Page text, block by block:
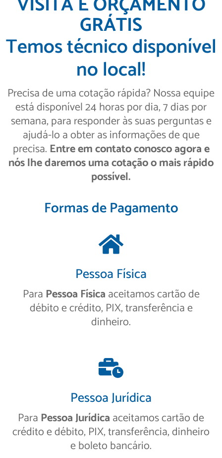
GRÁTIS
Temos técnico disponível
no local!
Precisa de uma cotação rápida? Nossa equipe
está disponível 24 horas por dia, 7 dias por
semana, para responder às suas perguntas e
ajudá-lo a obter as informações de que
precisa. Entre em contato conosco agora e
nós lhe daremos uma cotação o mais rápido
possível.
Formas de Pagamento
Pessoa Física
Para Pessoa Físicaaceitamos cartão de
débito e crédito, PIX, transferência e
dinheiro.
Pessoa Jurídica
Para Pessoa Jurídicaaceitamos cartão de
crédito e débito, PIX, transferência, dinheiro
e boleto bancário.